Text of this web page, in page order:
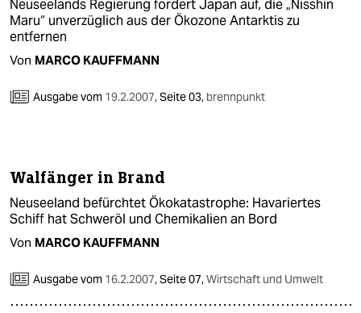
Neuseelands Regierung fordert Japan auf, die „Nisshin
Maru“ unverzüglich aus der Ökozone Antarktis zu
entfernen
Von MARCO KAUFFMANN
Ausgabe vom 19.2.2007,Seite 03, brennpunkt
Walfänger in Brand
Neuseeland befürchtet Ökokatastrophe: Havariertes
Schiff hat Schweröl und Chemikalien an Bord
Von MARCO KAUFFMANN
Ausgabe vom 16.2.2007,Seite 07,Wirtschaft und Umwelt